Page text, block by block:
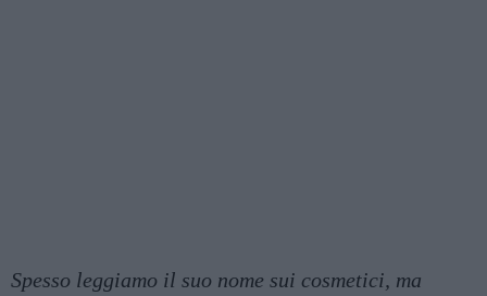
Spesso leggiamo il suo nome sui cosmetici, ma